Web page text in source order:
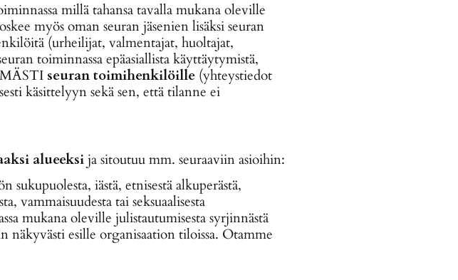
millä tahansa tavalla mukana oleville
myös oman seuran jäsenien lisäksi seuran
(urheilijat, valmentajat, huoltajat,
toiminnassa epäasiallista käyttäytymistä,
seuran toimihenkilöille (yhteystiedot
käsittelyyn sekä sen, että tilanne ei
alueeksija sitoutuu mm. seuraaviin asioihin:
iästä, etnisestä alkuperästä,
vammaisuudesta tai seksuaalisesta
mukana oleville julistautumisesta syrjinnästä
näkyvästi esille organisaation tiloissa. Otamme